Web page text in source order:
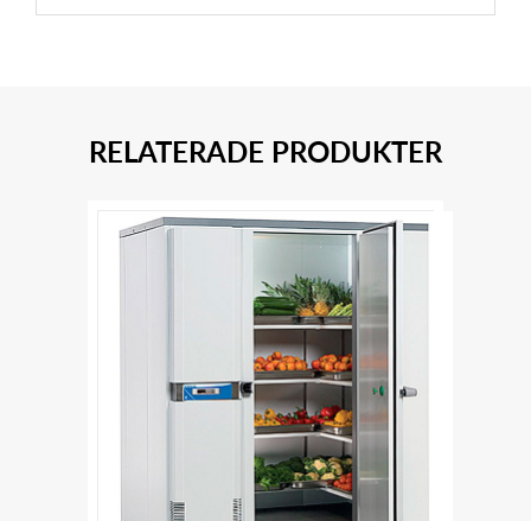
RELATERADE PRODUKTER